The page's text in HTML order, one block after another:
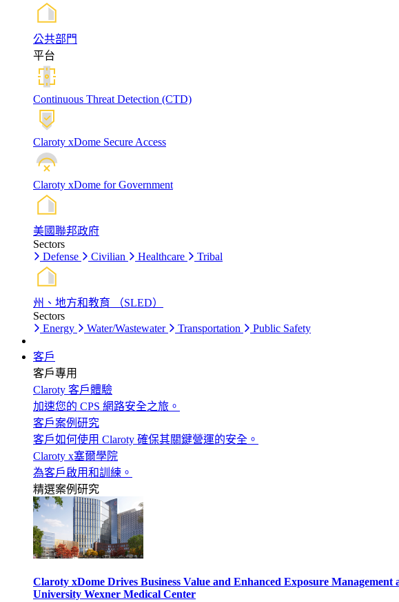
公共部門
平台
Continuous Threat Detection (CTD)
Claroty xDome Secure Access
Claroty xDome for Government
美國聯邦政府
Sectors
Defense
Civilian Healthcare Tribal
州、地方和教育 （SLED）
Sectors
Energy
Water/Wastewater Transportation Public Safety
客戶
客戶專用
Claroty 客戶體驗
加速您的 CPS 網路安全之旅。
客戶案例研究
客戶如何使用 Claroty 確保其關鍵營運的安全。
Claroty x塞爾學院
為客戶啟用和訓練。
精選案例研究
Claroty xDome Drives Business Value and Enhanced Exposure Management
University Wexner Medical Center